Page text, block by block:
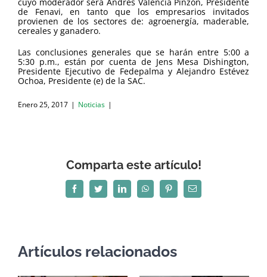
de Fenavi, en tanto que los empresarios invitados
provienen de los sectores de: agroenergía, maderable,
cereales y ganadero.
Las conclusiones generales que se harán entre 5:00 a
5:30 p.m., están por cuenta de Jens Mesa Dishington,
Presidente Ejecutivo de Fedepalma y Alejandro Estévez
Ochoa, Presidente (e) de la SAC.
Enero 25, 2017 | Noticias |
Comparta este artículo!
FacebookTwitterLinkedInWhatsAppPinterestCorreo
electrónico
Artículos relacionados